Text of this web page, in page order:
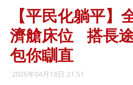
【平民化躺平】
濟艙床位 搭長
包你瞓直
2026年04月18日 21:51